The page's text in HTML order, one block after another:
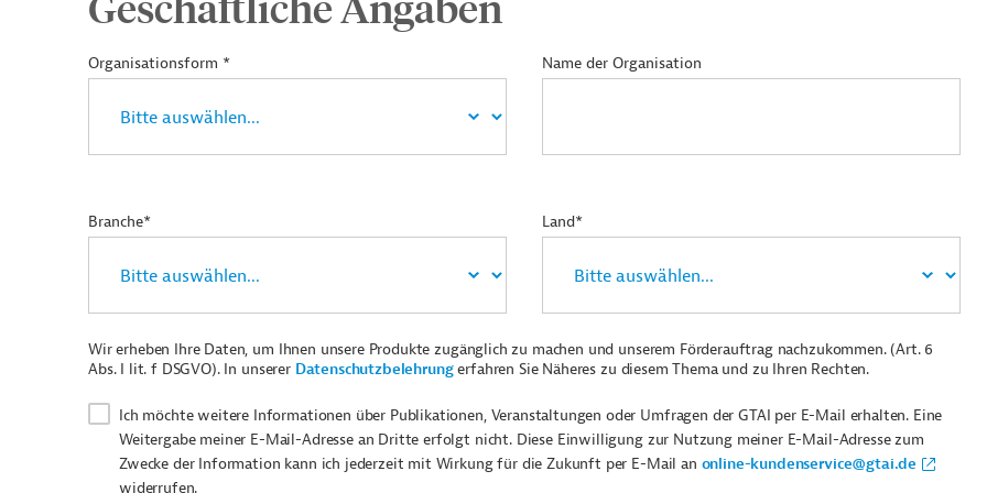
Organisationsform * Name der Organisation
Branche* Land*
Wir erheben Ihre Daten, um Ihnen unsere Produkte zugänglich zu machen und unserem Förderauftrag nachzukommen. (Art. 6
Abs. I lit. f DSGVO). In unserer Datenschutzbelehrungerfahren Sie Näheres zu diesem Thema und zu Ihren Rechten.
Ich möchte weitere Informationen über Publikationen, Veranstaltungen oder Umfragen der GTAI per E-Mail erhalten. Eine
Weitergabe meiner E-Mail-Adresse an Dritte erfolgt nicht. Diese Einwilligung zur Nutzung meiner E-Mail-Adresse zum
Zwecke der Information kann ich jederzeit mit Wirkung für die Zukunft per E-Mail an online-kundenservice@gtai.de
widerrufen.